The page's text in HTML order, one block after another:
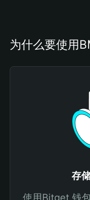
为什么要使用
存
使用Bitget 钱